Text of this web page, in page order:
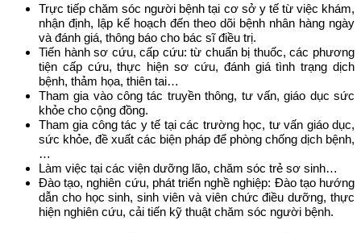
Trực tiếp chăm sóc người bệnh tại cơ sở y tế từ việc khám,
nhận định, lập kế hoạch đến theo dõi bệnh nhân hàng ngày
và đánh giá, thông báo cho bác sĩ điều trị.
Tiến hành sơ cứu, cấp cứu: từ chuẩn bị thuốc, các phương
tiện cấp cứu, thực hiện sơ cứu, đánh giá tình trạng dịch
bệnh, thảm họa, thiên tai…
Tham gia vào công tác truyền thông, tư vấn, giáo dục sức
khỏe cho cộng đồng.
Tham gia công tác y tế tại các trường học, tư vấn giáo dục,
sức khỏe, đề xuất các biện pháp để phòng chống dịch bệnh,
…
Làm việc tại các viện dưỡng lão, chăm sóc trẻ sơ sinh…
Đào tạo, nghiên cứu, phát triển nghề nghiệp: Đào tạo hướng
dẫn cho học sinh, sinh viên và viên chức điều dưỡng, thực
hiện nghiên cứu, cải tiến kỹ thuật chăm sóc người bệnh.